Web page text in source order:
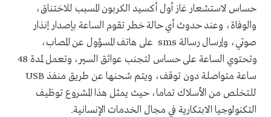
حساس لاستشعار غاز أول أكسيد الكربون المسبب للاختناق،
والوفاة، وعند حدوث أي حالة خطر تقوم الساعة بإصدار إنذار
صوتي، وإرسال رسالة sms على هاتف المسؤول عن المصاب،
وتحتوي الساعة على حساس لتجنب عوائق السير، وتعمل لمدة 48
ساعة متواصلة دون توقف، ويتم شحنها عن طريق منفذ USB
للتخلص من الأسلاك تماما، حيث يمثل هذا المشروع توظيف
التكنولوجيا الابتكارية في مجال الخدمات الإنسانية.